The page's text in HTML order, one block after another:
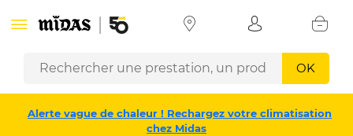
OK
Alerte vague de chaleur ! Rechargez votre climatisation
chez Midas